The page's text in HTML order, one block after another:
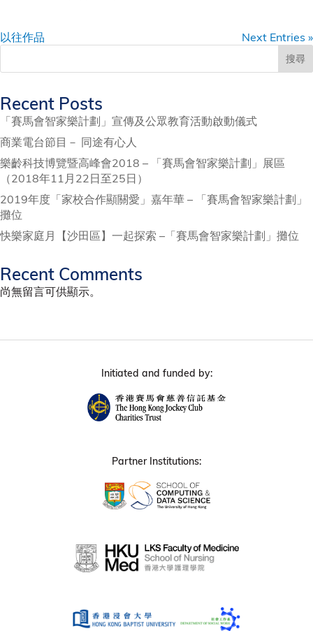
以往作品 Next Entries »
搜尋
Recent Posts
「賽馬會智家樂計劃」宣傳及公眾教育活動啟動儀式
商業電台節目－ 同途有心人
樂齡科技博覽暨高峰會2018 – 「賽馬會智家樂計劃」展區
（2018年11月22日至25日）
2019年度「家校合作顯關愛」嘉年華 – 「賽馬會智家樂計劃」
攤位
快樂家庭月【沙田區】一起探索 –「賽馬會智家樂計劃」攤位
Recent Comments
尚無留言可供顯示。
Initiated and funded by:
Partner Institutions: